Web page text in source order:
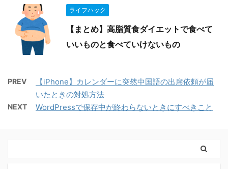
ライフハック
【まとめ】高脂質食ダイエットで食べて
いいものと食べていけないもの
PREV
【iPhone】カレンダーに突然中国語の出席依頼が届
いたときの対処方法
NEXT WordPressで保存中が終わらないときにすべきこと